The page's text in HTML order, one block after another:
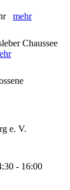
mehr
Chaussee
e. V.
- 16:00